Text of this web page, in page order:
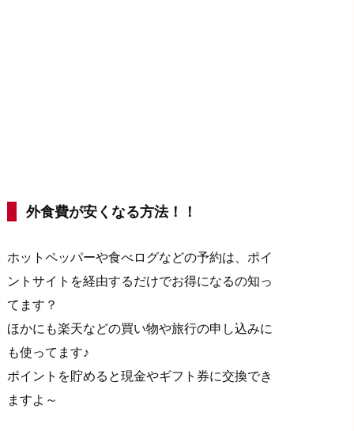
外食費が安くなる方法！！
ホットペッパーや食べログなどの予約は、ポイ
ントサイトを経由するだけでお得になるの知っ
てます？
ほかにも楽天などの買い物や旅行の申し込みに
も使ってます♪
ポイントを貯めると現金やギフト券に交換でき
ますよ～